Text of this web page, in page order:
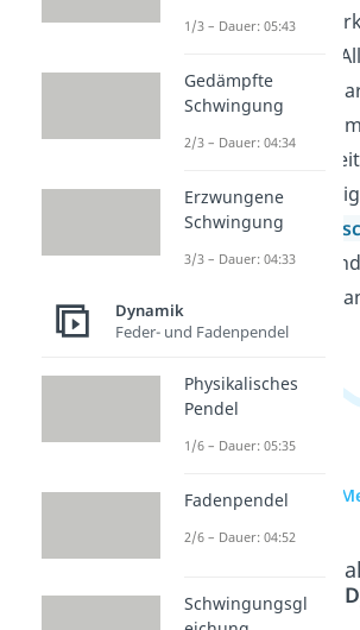
Ursachen und
Bewegungen im
Physik. So wird
und Energie
und warum
Vorzeichen
findest du
diesem und
zur Videoseite:
Beliebte
Bereich
1/3 – Dauer: 05:43
Gedämpfte
Schwingung
2/3 – Dauer: 04:34
Erzwungene
Schwingung
3/3 – Dauer: 04:33
Dynamik
Feder- und Fadenpendel
Physikalisches
Pendel
1/6 – Dauer: 05:35
Fadenpendel
2/6 – Dauer: 04:52
Schwingungsgl